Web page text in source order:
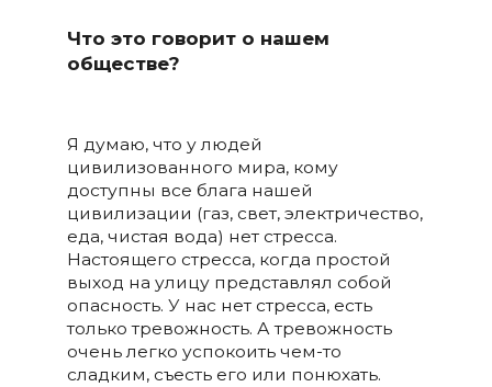
Что это говорит о нашем
обществе?
Я думаю, что у людей
цивилизованного мира, кому
доступны все блага нашей
цивилизации (газ, свет, электричество,
еда, чистая вода) нет стресса.
Настоящего стресса, когда простой
выход на улицу представлял собой
опасность. У нас нет стресса, есть
только тревожность. А тревожность
очень легко успокоить чем-то
сладким, съесть его или понюхать.